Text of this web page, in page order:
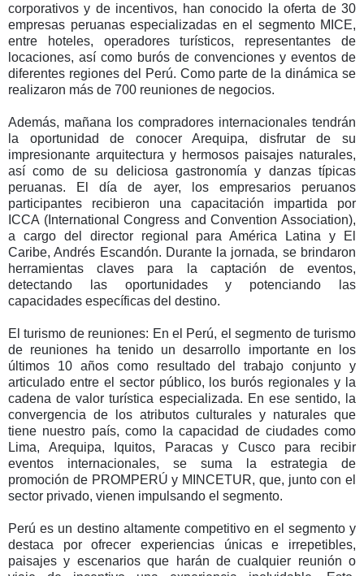
corporativos y de incentivos, han conocido la oferta de 30
empresas peruanas especializadas en el segmento MICE,
entre hoteles, operadores turísticos, representantes de
locaciones, así como burós de convenciones y eventos de
diferentes regiones del Perú. Como parte de la dinámica se
realizaron más de 700 reuniones de negocios.
Además, mañana los compradores internacionales tendrán
la oportunidad de conocer Arequipa, disfrutar de su
impresionante arquitectura y hermosos paisajes naturales,
así como de su deliciosa gastronomía y danzas típicas
peruanas.
El día de ayer, los empresarios peruanos
participantes recibieron una capacitación impartida por
ICCA (International Congress and Convention Association),
a cargo del director regional para América Latina y El
Caribe, Andrés Escandón. Durante la jornada, se brindaron
herramientas claves para la captación de eventos,
detectando las oportunidades y potenciando las
capacidades específicas del destino.
El turismo de reuniones: En el Perú, el segmento de turismo
de reuniones ha tenido un desarrollo importante en los
últimos 10 años como resultado del trabajo conjunto y
articulado entre el sector público, los burós regionales y la
cadena de valor turística especializada. En ese sentido, la
convergencia de los atributos culturales y naturales que
tiene nuestro país, como la capacidad de ciudades como
Lima, Arequipa, Iquitos, Paracas y Cusco para recibir
eventos internacionales, se suma la estrategia de
promoción de PROMPERÚ y MINCETUR, que, junto con el
sector privado, vienen impulsando el segmento.
Perú es un destino altamente competitivo en el segmento y
destaca por ofrecer experiencias únicas e irrepetibles,
paisajes y escenarios que harán de cualquier reunión o